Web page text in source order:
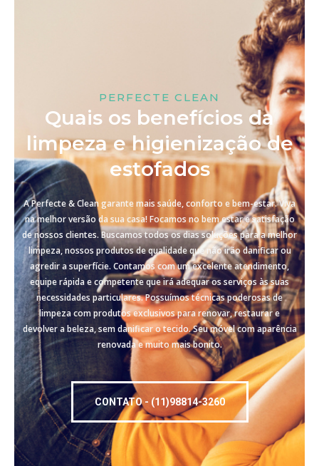
PERFECTE CLEAN
Quais os benefícios da
limpeza e higienização de
estofados
A Perfecte & Clean garante mais saúde, conforto e bem-estar. Viva
na melhor versão da sua casa! Focamos no bem estar e satisfação
de nossos clientes. Buscamos todos os dias soluções para a melhor
limpeza, nossos produtos de qualidade que não irão danificar ou
agredir a superfície. Contamos com um excelente atendimento,
equipe rápida e competente que irá adequar os serviços às suas
necessidades particulares. Possuímos técnicas poderosas de
limpeza com produtos exclusivos para renovar, restaurar e
devolver a beleza, sem danificar o tecido. Seu móvel com aparência
renovada e muito mais bonito.
CONTATO - (11)98814-3260